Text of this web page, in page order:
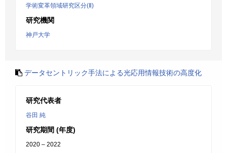
学術変革領域研究区分(Ⅱ)
研究機関
神戸大学
データセントリック手法による光応用情報技術の高度化
研究代表者
谷田 純
研究期間 (年度)
2020 – 2022